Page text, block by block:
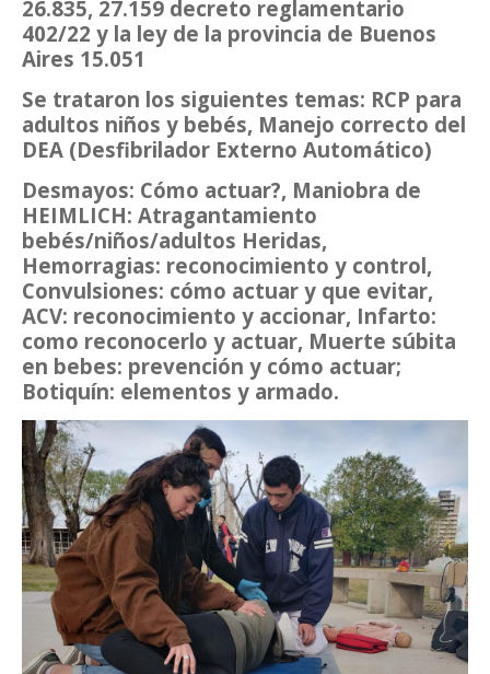
26.835, 27.159 decreto reglamentario
402/22 y la ley de la provincia de Buenos
Aires 15.051
Se trataron los siguientes temas: RCP para
adultos niños y bebés, Manejo correcto del
DEA (Desfibrilador Externo Automático)
Desmayos: Cómo actuar?, Maniobra de
HEIMLICH: Atragantamiento
bebés/niños/adultos Heridas,
Hemorragias: reconocimiento y control,
Convulsiones: cómo actuar y que evitar,
ACV: reconocimiento y accionar, Infarto:
como reconocerlo y actuar, Muerte súbita
en bebes: prevención y cómo actuar;
Botiquín: elementos y armado.